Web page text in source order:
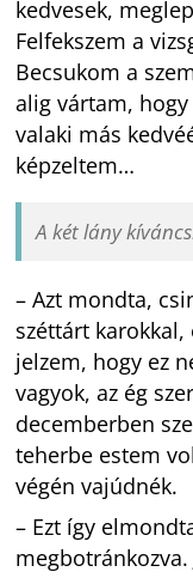
kedvesek,
Felfekszem a
Becsukom a
alig vártam,
valaki más
képzeltem…
A két lány
– Azt mondta,
széttárt
jelzem, hogy ez
vagyok, az ég
decemberben
teherbe estem
végén vajúdnék.
– Ezt így